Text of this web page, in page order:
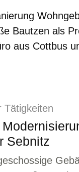
Tätigkeiten
Sebnitz